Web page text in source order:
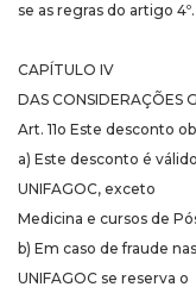
se as regras do artigo 4º.
CAPÍTULO IV
DAS CONSIDERAÇÕES
Art. 11o Este desconto
a) Este desconto é
UNIFAGOC, exceto
Medicina e cursos de
b) Em caso de fraude
UNIFAGOC se reserva o